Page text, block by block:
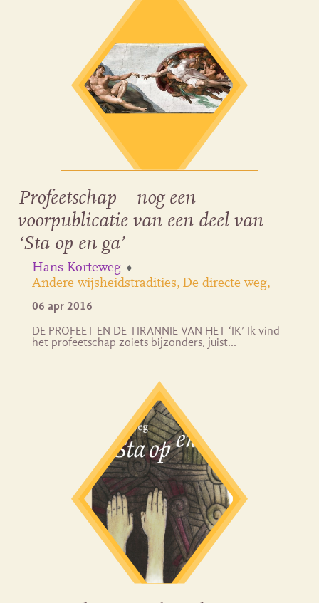
Profeetschap – nog een
voorpublicatie van een deel van
‘Sta op en ga’
Hans Korteweg
Andere wijsheidstradities De directe weg
06 apr 2016
DE PROFEET EN DE TIRANNIE VAN HET ‘IK’ Ik vind
het profeetschap zoiets bijzonders, juist…